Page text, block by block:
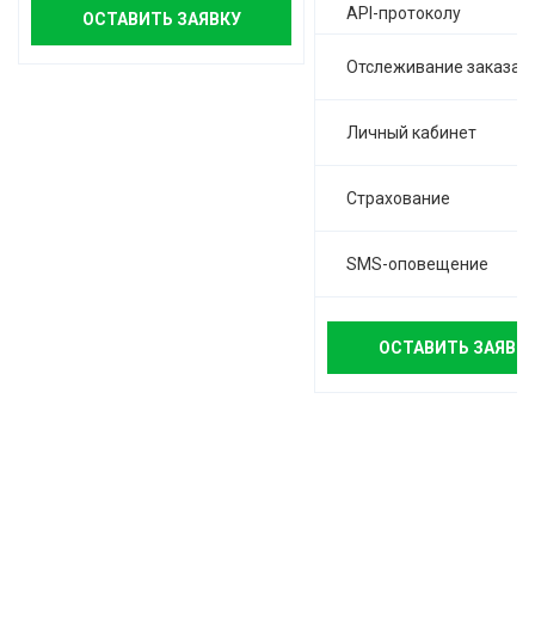
ОСТАВИТЬ ЗАЯВКУ
API-протоколу
Отслеживание заказа
Личный кабинет
Страхование
SMS-оповещение
ОСТАВИТЬ